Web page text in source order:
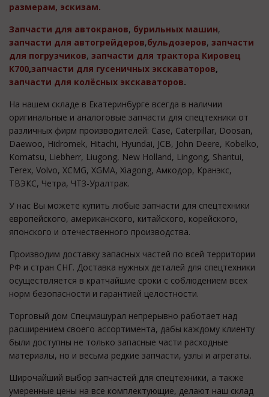
размерам, эскизам.
Запчасти для автокранов, бурильных машин,
запчасти для автогрейдеров,бульдозеров, запчасти
для погрузчиков, запчасти для трактора Кировец
К700,запчасти для гусеничных экскаваторов,
запчасти для колёсных экскаваторов.
На нашем складе в Екатеринбурге всегда в наличии
оригинальные и аналоговые запчасти для спецтехники от
различных фирм производителей: Case, Caterpillar, Doosan,
Daewoo, Hidromek, Hitachi, Hyundai, JCB, John Deere, Kobelko,
Komatsu, Liebherr, Liugong, New Holland, Lingong, Shantui,
Terex, Volvo, XCMG, XGMA, Xiagong, Амкодор, Кранэкс,
ТВЭКС, Четра, ЧТЗ-Уралтрак.
У нас Вы можете купить любые запчасти для спецтехники
европейского, американского, китайского, корейского,
японского и отечественного производства.
Производим доставку запасных частей по всей территории
РФ и стран СНГ. Доставка нужных деталей для спецтехники
осуществляется в кратчайшие сроки с соблюдением всех
норм безопасности и гарантией целостности.
Торговый дом Спецмашурал непрерывно работает над
расширением своего ассортимента, дабы каждому клиенту
были доступны не только запасные части расходные
материалы, но и весьма редкие запчасти, узлы и агрегаты.
Широчайший выбор запчастей для спецтехники, а также
умеренные цены на все комплектующие, делают наш склад